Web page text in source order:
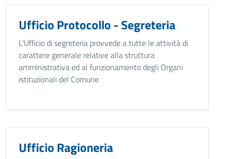
Ufficio Protocollo - Segreteria
L’Ufficio di segreteria provvede a tutte le attività di
carattere generale relative alla struttura
amministrativa ed al funzionamento degli Organi
istituzionali del Comune
Ufficio Ragioneria